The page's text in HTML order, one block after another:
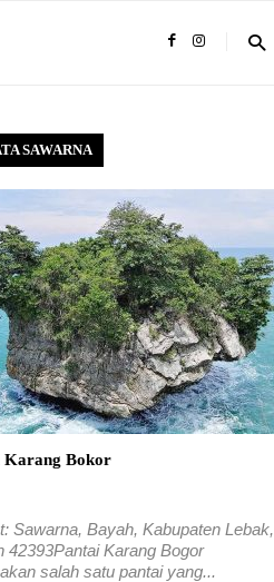
SAWARNA
Karang Bokor
Sawarna, Bayah, Kabupaten Lebak,
42393Pantai Karang Bogor
salah satu pantai yang...